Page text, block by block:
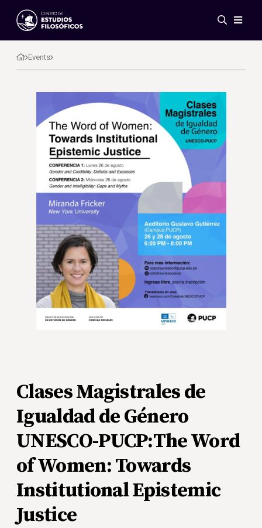
Events
News
Research
Networks
Publications
Gallery
EN
About Us
Members
Regulations
Conventions
Events
Clases Magistrales de
Igualdad de Género
UNESCO-PUCP:The Word
of Women: Towards
Institutional Epistemic
Justice